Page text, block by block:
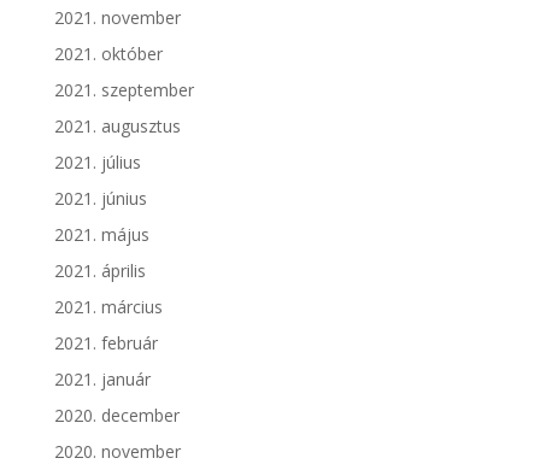
2021. november
2021. október
2021. szeptember
2021. augusztus
2021. július
2021. június
2021. május
2021. április
2021. március
2021. február
2021. január
2020. december
2020. november